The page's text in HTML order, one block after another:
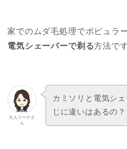
家でのムダ毛処理でポピュラ
電気シェーバーで剃る方法です
大人リーナさ
ん
カミソリと電気シ
じに違いはあるの？